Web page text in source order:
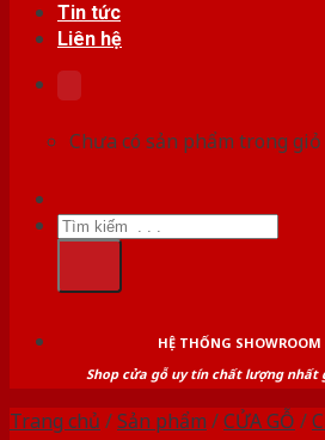
Tin tức
Liên hệ
Chưa có sản phẩm trong giỏ
Tìm
kiếm:
HỆ THỐNG
Shop cửa gỗ uy tín chất lượng nhất
Trang chủ /Sản phẩm /CỬA GỖ /